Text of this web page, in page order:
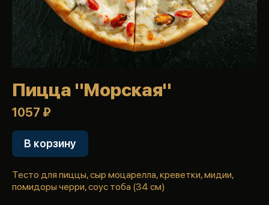
Пицца "Морская"
1057 ₽
В корзину
Тесто для пиццы, сыр моцарелла, креветки, мидии,
помидоры черри, соус тоба (34 см)